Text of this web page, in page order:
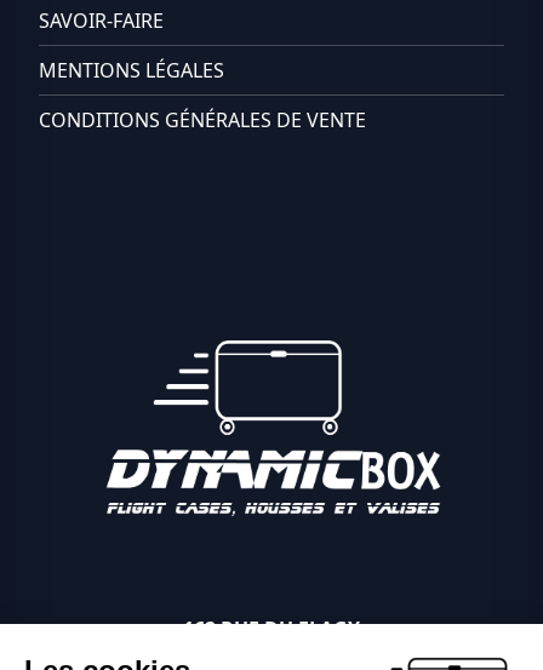
SAVOIR-FAIRE
MENTIONS LÉGALES
CONDITIONS GÉNÉRALES DE VENTE
162 RUE DU FLAGY